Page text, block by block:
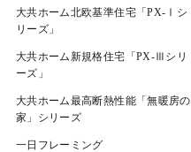
大共ホーム北欧基準住宅「PX-Ⅰシ
リーズ」
大共ホーム新規格住宅「PX-Ⅲシリ
ーズ」
大共ホーム最高断熱性能「無暖房の
家」シリーズ
一日フレーミング